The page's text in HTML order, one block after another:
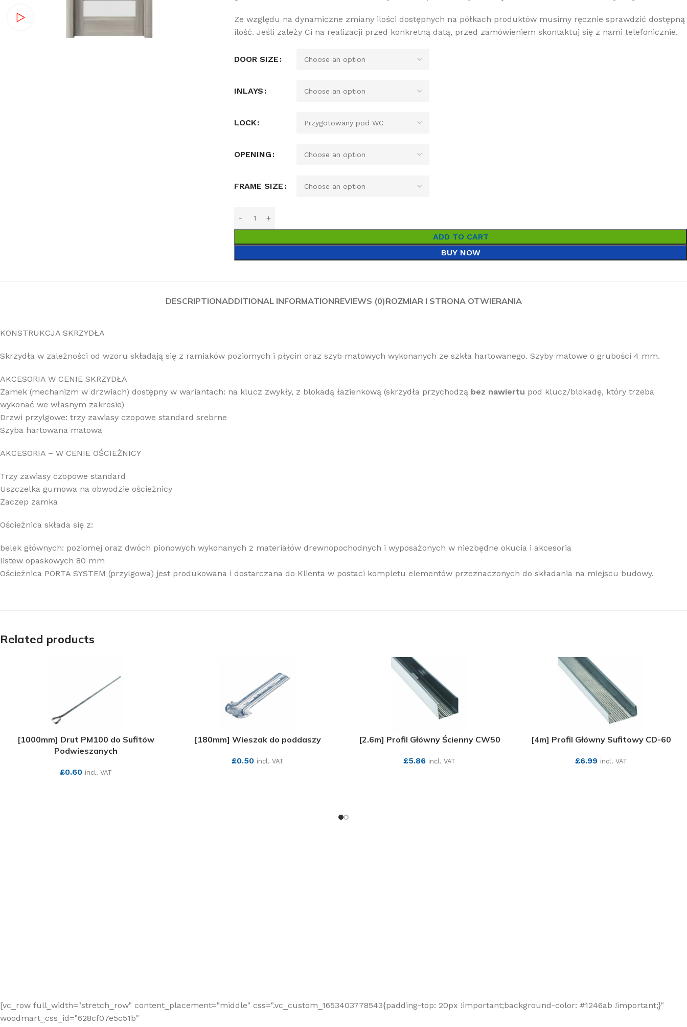
Ze względu na dynamiczne zmiany ilości dostępnych na półkach produktów musimy ręcznie sprawdzić dostępną
ilość. Jeśli zależy Ci na realizacji przed konkretną datą, przed zamówieniem skontaktuj się z nami telefonicznie.
DOOR SIZE
INLAYS
LOCK
OPENING
FRAME SIZE
ADD TO CART
BUY NOW
DESCRIPTIONADDITIONAL INFORMATIONREVIEWS (0)ROZMIAR I STRONA OTWIERANIA
KONSTRUKCJA SKRZYDŁA
Skrzydła w zależności od wzoru składają się z ramiaków poziomych i płycin oraz szyb matowych wykonanych ze szkła hartowanego. Szyby matowe o grubości 4 mm.
AKCESORIA W CENIE SKRZYDŁA
Zamek (mechanizm w drzwiach) dostępny w wariantach: na klucz zwykły, z blokadą łazienkową (skrzydła przychodzą bez nawiertu pod klucz/blokadę, który trzeba
wykonać we własnym zakresie)
Drzwi przylgowe: trzy zawiasy czopowe standard srebrne
Szyba hartowana matowa
AKCESORIA – W CENIE OŚCIEŻNICY
Trzy zawiasy czopowe standard
Uszczelka gumowa na obwodzie ościeżnicy
Zaczep zamka
Ościeżnica składa się z:
belek głównych: poziomej oraz dwóch pionowych wykonanych z materiałów drewnopochodnych i wyposażonych w niezbędne okucia i akcesoria
listew opaskowych 80 mm
Ościeżnica PORTA SYSTEM (przylgowa) jest produkowana i dostarczana do Klienta w postaci kompletu elementów przeznaczonych do składania na miejscu budowy.
Related products
[1000mm] Drut PM100 do Sufitów
Podwieszanych
£0.60 incl. VAT
[180mm] Wieszak do poddaszy
£0.50 incl. VAT
[2.6m] Profil Główny Ścienny CW50
£5.86 incl. VAT
[4m] Profil Główny Sufitowy CD-60
£6.99 incl. VAT
[vc_row full_width="stretch_row" content_placement="middle" css=".vc_custom_1653403778543{padding-top: 20px !important;background-color: #1246ab !important;}"
woodmart_css_id="628cf07e5c51b"